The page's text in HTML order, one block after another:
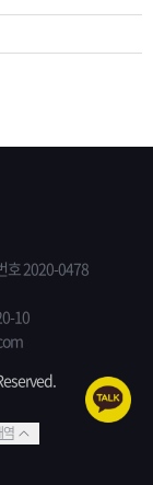
호 2020-0478
10